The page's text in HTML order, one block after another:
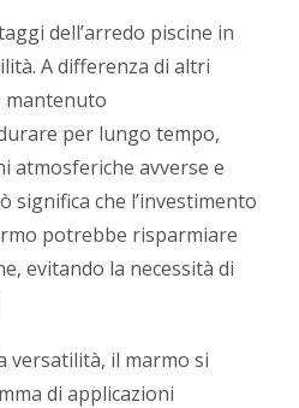
dell’arredo piscine in
A differenza di altri
mantenuto
per lungo tempo,
atmosferiche avverse e
significa che l’investimento
potrebbe risparmiare
evitando la necessità di
versatilità, il marmo si
di applicazioni